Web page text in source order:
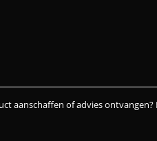
aanschaffen of advies